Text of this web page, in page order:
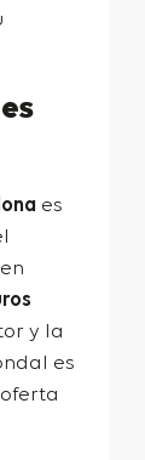
es
y la
es